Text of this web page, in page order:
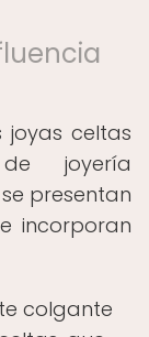
joyas celtas
joyería
presentan
incorporan
colgante